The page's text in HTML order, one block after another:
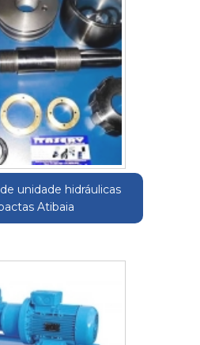
unidade hidráulicas
Atibaia